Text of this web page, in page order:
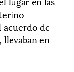
de
llevaban en